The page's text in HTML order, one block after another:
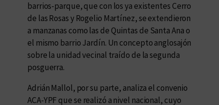
barrios-parque, que con los ya existentes Cerro
de las Rosas y Rogelio Martínez, se extendieron
a manzanas como las de Quintas de Santa Ana o
el mismo barrio Jardín. Un concepto anglosajón
sobre la unidad vecinal traído de la segunda
posguerra.
Adrián Mallol, por su parte, analiza el convenio
ACA-YPF que se realizó a nivel nacional, cuyo